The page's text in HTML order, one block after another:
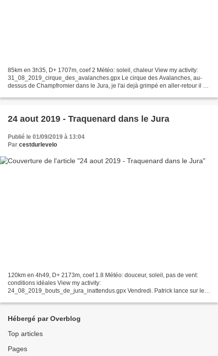
85km en 3h35, D+ 1707m, coef 2 Météo: soleil, chaleur View my activity:
31_08_2019_cirque_des_avalanches.gpx Le cirque des Avalanches, au-
dessus de Champfromier dans le Jura, je l'ai dejà grimpé en aller-retour il y
24 aout 2019 - Traquenard dans le Jura
Publié le 01/09/2019 à 13:04
Par cestdurlevelo
120km en 4h49, D+ 2173m, coef 1.8 Météo: douceur, soleil, pas de vent:
conditions idéales View my activity:
24_08_2019_bouts_de_jura_inattendus.gpx Vendredi. Patrick lance sur le
Hébergé par Overblog
Top articles
Pages